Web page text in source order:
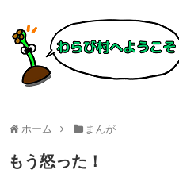
ホーム まんが
もう怒った！